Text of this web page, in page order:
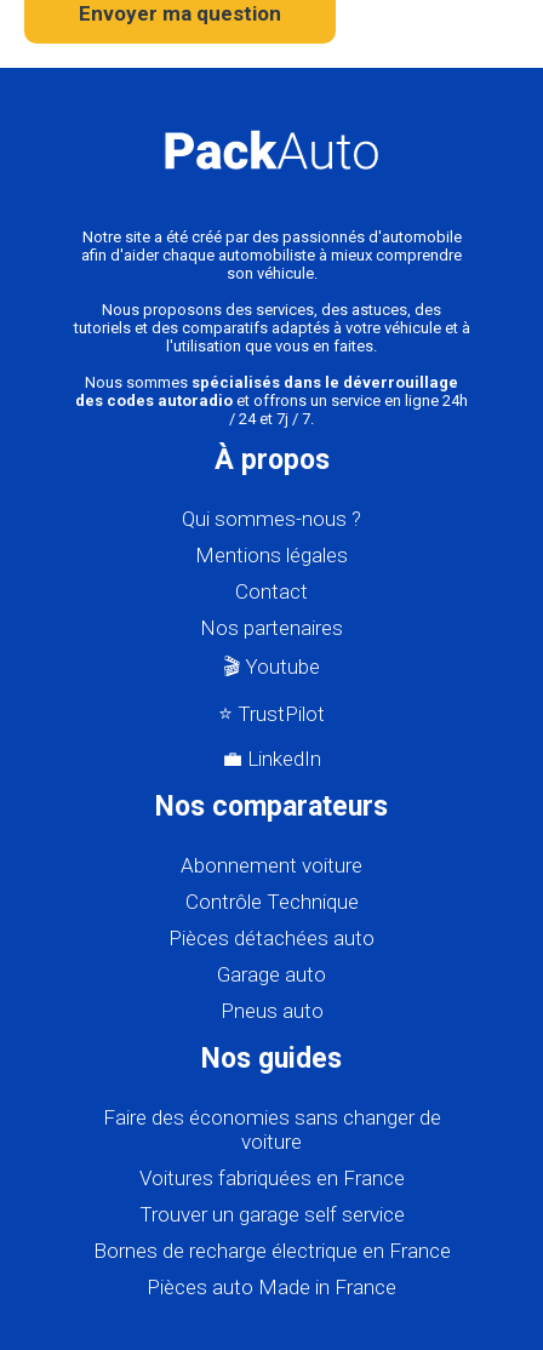
Envoyer ma question
Notre site a été créé par des passionnés d'automobile
afin d'aider chaque automobiliste à mieux comprendre
son véhicule.
Nous proposons des services, des astuces, des
tutoriels et des comparatifs adaptés à votre véhicule et à
l'utilisation que vous en faites.
Nous sommes spécialisés dans le déverrouillage
des codes autoradio et offrons un service en ligne 24h
/ 24 et 7j / 7.
À propos
Qui sommes-nous ?
Mentions légales
Contact
Nos partenaires
🎬 Youtube
⭐ TrustPilot
💼 LinkedIn
Nos comparateurs
Abonnement voiture
Contrôle Technique
Pièces détachées auto
Garage auto
Pneus auto
Nos guides
Faire des économies sans changer de
voiture
Voitures fabriquées en France
Trouver un garage self service
Bornes de recharge électrique en France
Pièces auto Made in France